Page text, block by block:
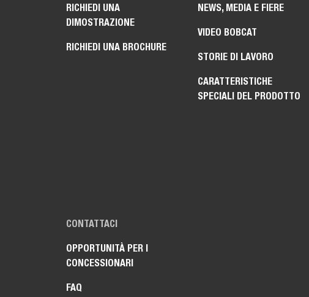
RICHIEDI UNA
DIMOSTRAZIONE
RICHIEDI UNA BROCHURE
NEWS, MEDIA E FIERE
VIDEO BOBCAT
STORIE DI LAVORO
CARATTERISTICHE
SPECIALI DEL PRODOTTO
CONTATTACI
OPPORTUNITÀ PER I
CONCESSIONARI
FAQ